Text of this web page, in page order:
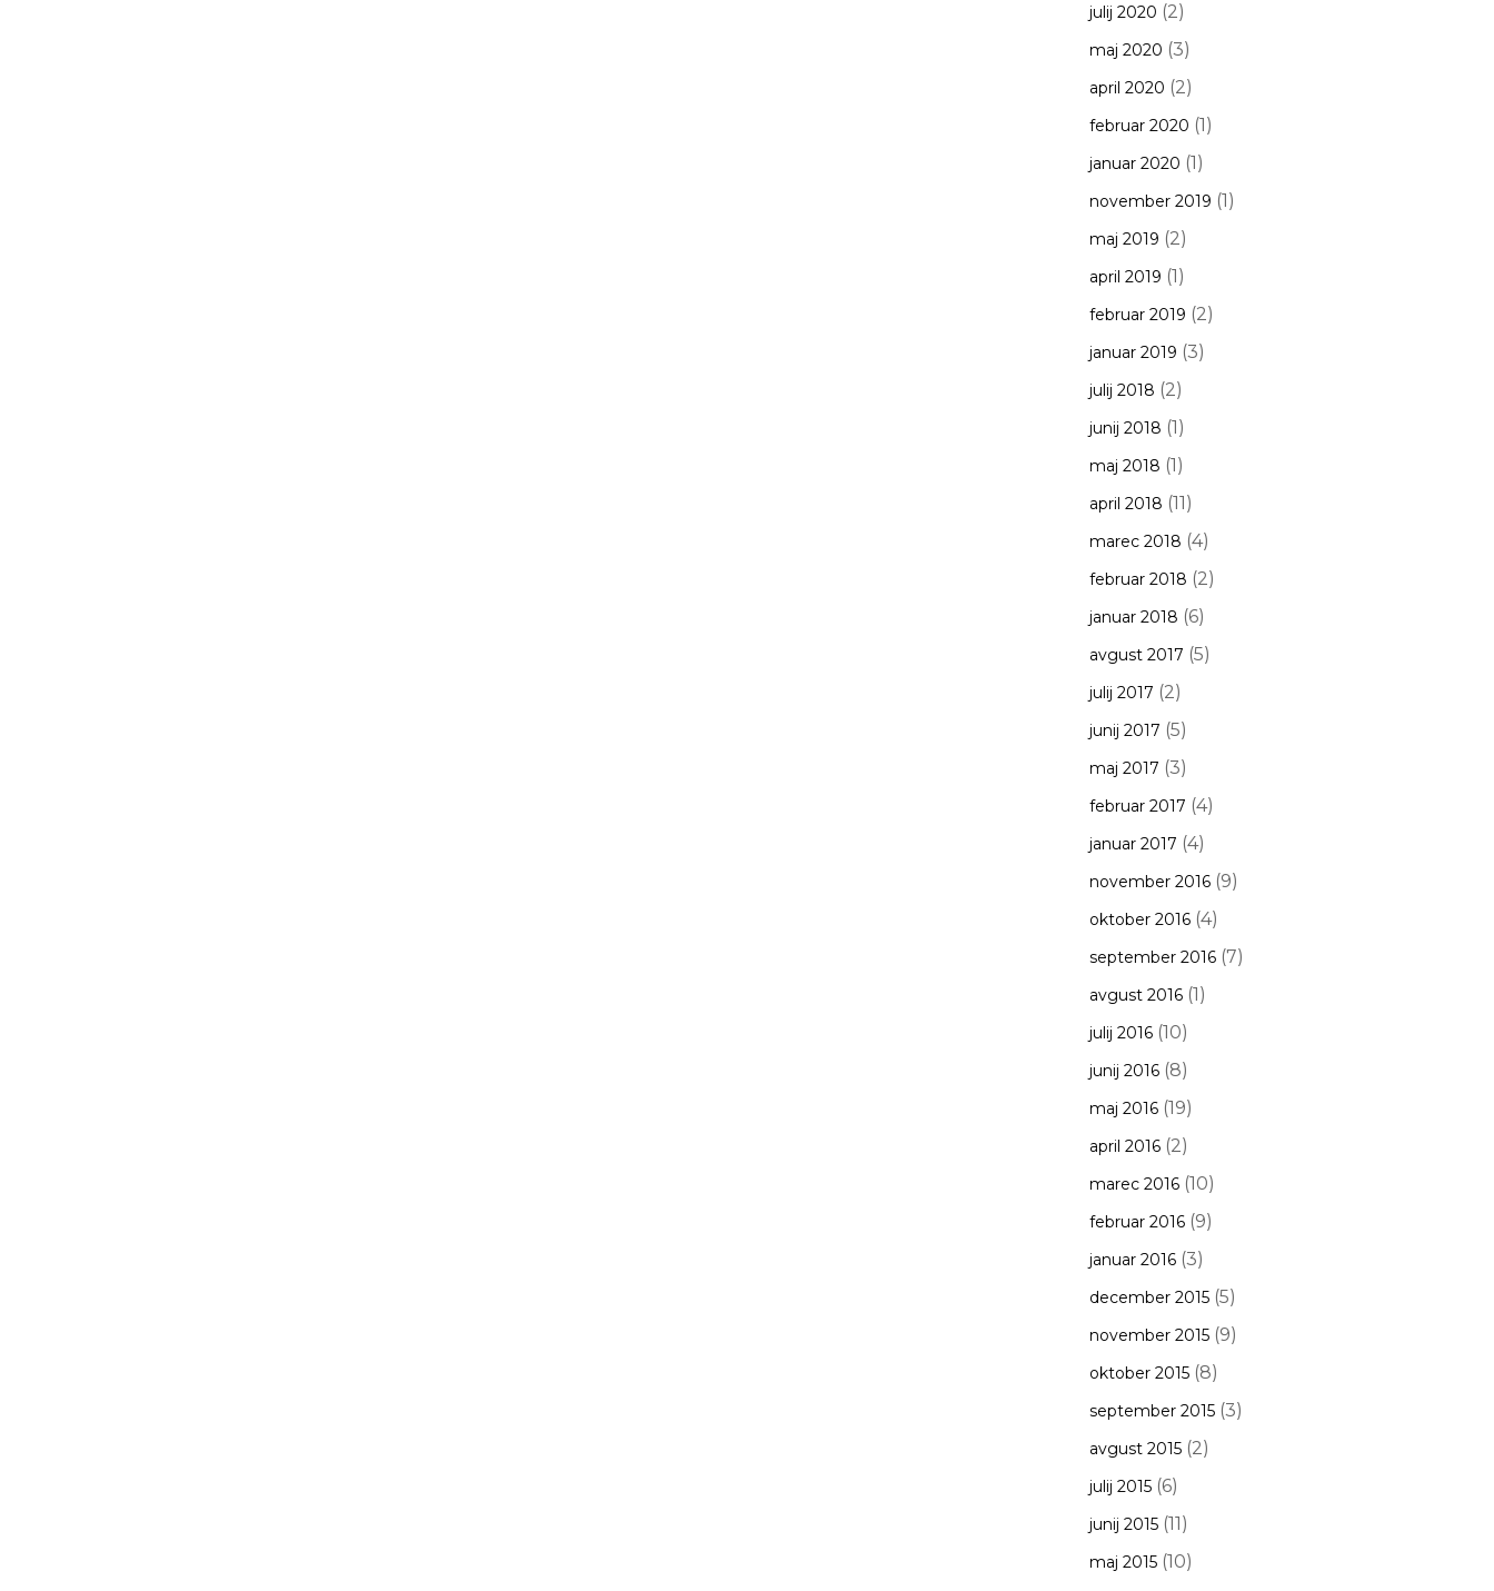
julij 2020 (2)
maj 2020 (3)
april 2020 (2)
februar 2020 (1)
januar 2020 (1)
november 2019 (1)
maj 2019 (2)
april 2019 (1)
februar 2019 (2)
januar 2019 (3)
julij 2018 (2)
junij 2018 (1)
maj 2018 (1)
april 2018 (11)
marec 2018 (4)
februar 2018 (2)
januar 2018 (6)
avgust 2017 (5)
julij 2017 (2)
junij 2017 (5)
maj 2017 (3)
februar 2017 (4)
januar 2017 (4)
november 2016(9)
oktober 2016(4)
september 2016(7)
avgust 2016(1)
julij 2016(10)
junij 2016(8)
maj 2016(19)
april 2016(2)
marec 2016(10)
februar 2016(9)
januar 2016(3)
december 2015(5)
november 2015(9)
oktober 2015(8)
september 2015(3)
avgust 2015(2)
julij 2015(6)
junij 2015(11)
maj 2015(10)